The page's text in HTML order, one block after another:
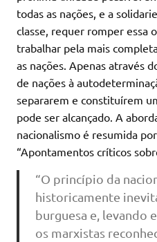
todas as nações, e a
classe, requer romper essa
trabalhar pela mais
as nações. Apenas através
de nações à
separarem e constituírem
pode ser alcançado. A
nacionalismo é resumida
“Apontamentos críticos
“O princípio da
historicamente
burguesa e, levando
os marxistas